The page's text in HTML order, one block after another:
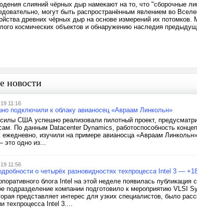
слияний чёрных дыр намекают на то, что "сборочные
могут быть распространённым явлением во
древних чёрных дыр на основе измерений их потомков.
космических объектов и обнаружению наследия
новости
19 11:16
подключили к облаку авианосец «Авраам Линкольн»
США успешно реализовали пилотный проект,
По данным Datacenter Dynamics, работоспособность
ежедневно, изучили на примере авианосца «Авраам
это одно из...
19 11:56
о четырёх разновидностях техпроцесса Intel 3 —
блога Intel на этой неделе появилась публикация
подразделение компании подготовило к мероприятию VLSI
представляет интерес для узких специалистов, было
техпроцесса Intel 3....